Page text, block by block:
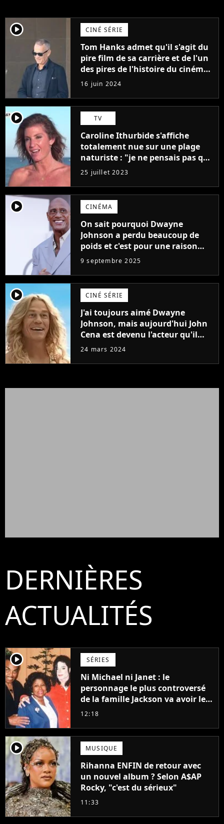
player2 CINÉ SÉRIE
Tom Hanks admet qu'il s'agit du
pire film de sa carrière et de l'un
des pires de l'histoire du cinéma :
"L'un des films les plus
médiocres jamais réalisés"
16 juin 2024
player2 TV
Caroline Ithurbide s'affiche
totalement nue sur une plage
naturiste : "je ne pensais pas que
j'arriverais à le faire..."
25 juillet 2023
player2 CINÉMA
On sait pourquoi Dwayne
Johnson a perdu beaucoup de
poids et c'est pour une raison
importante
9 septembre 2025
player2 CINÉ SÉRIE
J'ai toujours aimé Dwayne
Johnson, mais aujourd'hui John
Cena est devenu l'acteur qu'il
rêvait d'être (et Ricky Stanicky le
24 mars 2024
DERNIÈRES
ACTUALITÉS
player2 SÉRIES
Ni Michael ni Janet : le
personnage le plus controversé
de la famille Jackson va avoir le
droit à sa propre série
12:18
player2 MUSIQUE
Rihanna ENFIN de retour avec
un nouvel album ? Selon A$AP
Rocky, "c'est du sérieux"
11:33